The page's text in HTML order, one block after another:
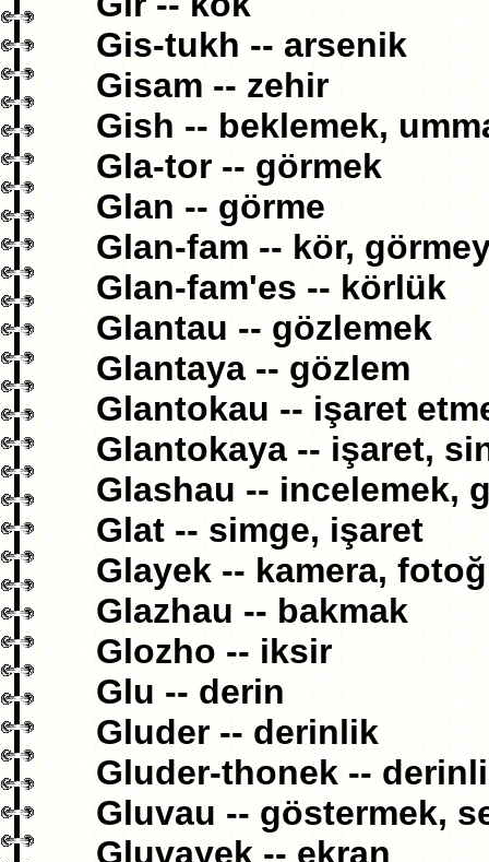
Gis-tukh -- arsenik
Gisam -- zehir
Gish -- beklemek,
Gla-tor -- görmek
Glan -- görme
Glan-fam -- kör,
Glan-fam'es -- körlük
Glantau -- gözlemek
Glantaya -- gözlem
Glantokau -- işaret
Glantokaya -- işaret,
Glashau -- incelemek,
Glat -- simge, işaret
Glayek -- kamera,
Glazhau -- bakmak
Glozho -- iksir
Glu -- derin
Gluder -- derinlik
Gluder-thonek --
Gluvau -- göstermek,
Gluvayek -- ekran